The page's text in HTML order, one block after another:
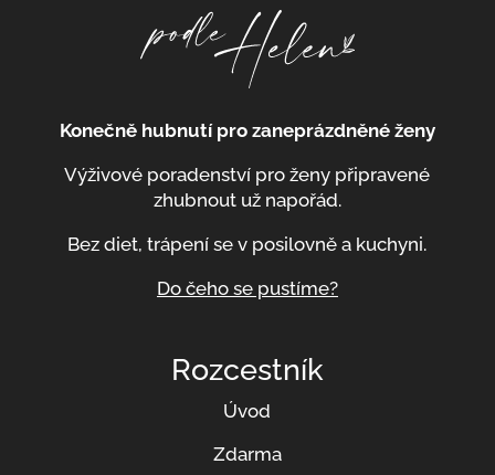
Konečně hubnutí pro zaneprázdněné ženy
Výživové poradenství pro ženy připravené
zhubnout už napořád.
Bez diet, trápení se v posilovně a kuchyni.
Do čeho se pustíme?
Rozcestník
Úvod
Zdarma